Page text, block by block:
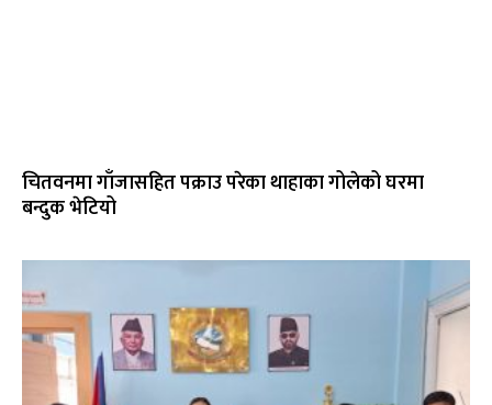
चितवनमा गाँजासहित पक्राउ परेका थाहाका गोलेको घरमा
बन्दुक भेटियो